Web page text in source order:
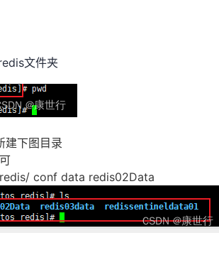
文件夹
建下图目录
conf data redis02Data